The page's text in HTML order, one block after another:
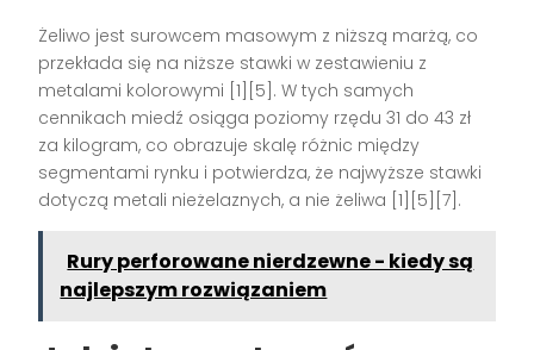
Żeliwo jest surowcem masowym z niższą marżą, co
przekłada się na niższe stawki w zestawieniu z
metalami kolorowymi [1][5]. W tych samych
cennikach miedź osiąga poziomy rzędu 31 do 43 zł
za kilogram, co obrazuje skalę różnic między
segmentami rynku i potwierdza, że najwyższe stawki
dotyczą metali nieżelaznych, a nie żeliwa [1][5][7].
Rury perforowane nierdzewne - kiedy są
najlepszym rozwiązaniem